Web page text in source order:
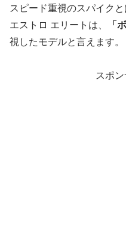
スピード重視のスパイク
エストロ エリートは、
「
視したモデルと言えます。
スポ